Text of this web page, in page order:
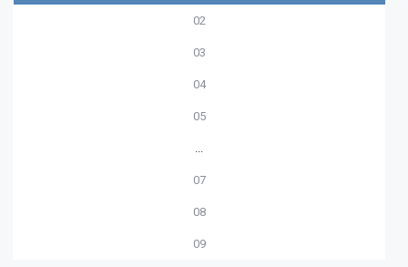
02
03
04
05
07
08
09